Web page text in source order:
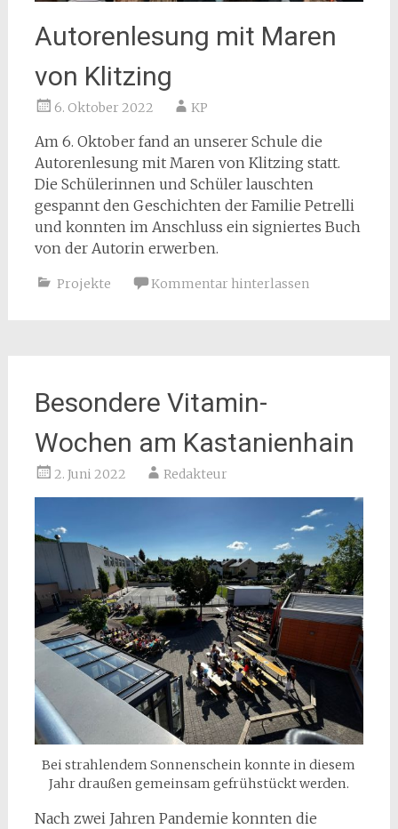
Autorenlesung mit Maren
von Klitzing
6. Oktober 2022 KP
Am 6. Oktober fand an unserer Schule die
Autorenlesung mit Maren von Klitzing statt.
Die Schülerinnen und Schüler lauschten
gespannt den Geschichten der Familie Petrelli
und konnten im Anschluss ein signiertes Buch
von der Autorin erwerben.
Projekte Kommentar hinterlassen
Besondere Vitamin-
Wochen am Kastanienhain
2. Juni 2022 Redakteur
Bei strahlendem Sonnenschein konnte in diesem
Jahr draußen gemeinsam gefrühstückt werden.
Nach zwei Jahren Pandemie konnten die